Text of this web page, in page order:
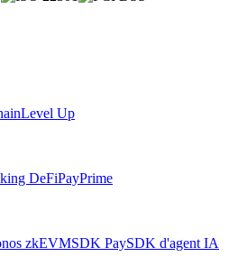
Level Up
DeFiPayPrime
zkEVMSDK PaySDK d'agent IA